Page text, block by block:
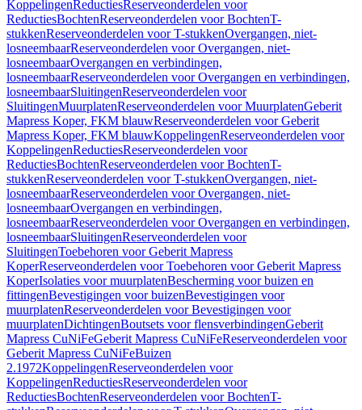
KoppelingenReductiesReserveonderdelen voor
ReductiesBochtenReserveonderdelen voor BochtenT-
stukkenReserveonderdelen voor T-stukkenOvergangen, niet-
losneembaarReserveonderdelen voor Overgangen, niet-
losneembaarOvergangen en verbindingen,
losneembaarReserveonderdelen voor Overgangen en verbindingen,
losneembaarSluitingenReserveonderdelen voor
SluitingenMuurplatenReserveonderdelen voor MuurplatenGeberit
Mapress Koper, FKM blauwReserveonderdelen voor Geberit
Mapress Koper, FKM blauwKoppelingenReserveonderdelen voor
KoppelingenReductiesReserveonderdelen voor
ReductiesBochtenReserveonderdelen voor BochtenT-
stukkenReserveonderdelen voor T-stukkenOvergangen, niet-
losneembaarReserveonderdelen voor Overgangen, niet-
losneembaarOvergangen en verbindingen,
losneembaarReserveonderdelen voor Overgangen en verbindingen,
losneembaarSluitingenReserveonderdelen voor
SluitingenToebehoren voor Geberit Mapress
KoperReserveonderdelen voor Toebehoren voor Geberit Mapress
KoperIsolaties voor muurplatenBescherming voor buizen en
fittingenBevestigingen voor buizenBevestigingen voor
muurplatenReserveonderdelen voor Bevestigingen voor
muurplatenDichtingenBoutsets voor flensverbindingenGeberit
Mapress CuNiFeGeberit Mapress CuNiFeReserveonderdelen voor
Geberit Mapress CuNiFeBuizen
2.1972KoppelingenReserveonderdelen voor
KoppelingenReductiesReserveonderdelen voor
ReductiesBochtenReserveonderdelen voor BochtenT-